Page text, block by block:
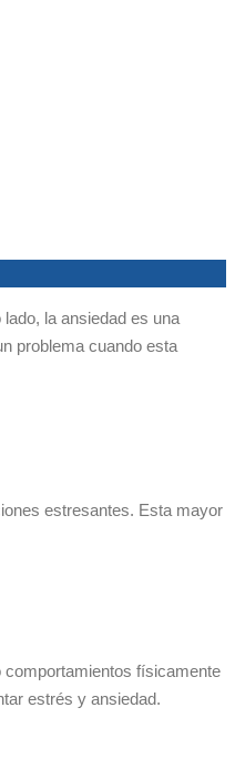
la ansiedad es una
problema cuando esta
estresantes. Esta mayor
comportamientos físicamente
estrés y ansiedad.